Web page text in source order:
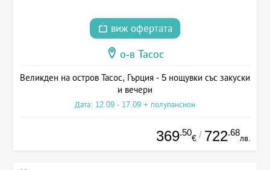
виж офертата
о-в Тасос
Великден на остров Тасос, Гърция - 5 нощувки със закуски
и вечери
Дата: 12.09 - 17.09 + полупансион
369.50
€ / 722.68
лв.